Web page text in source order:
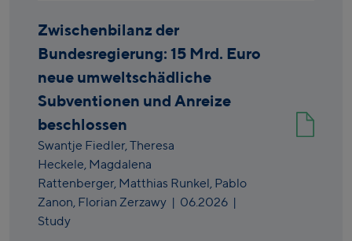
Zwischenbilanz der
Bundesregierung: 15 Mrd. Euro
neue umweltschädliche
Subventionen und Anreize
beschlossen
Swantje Fiedler,Theresa
Heckele, Magdalena
Rattenberger, Matthias Runkel, Pablo
Zanon, Florian Zerzawy | 06.2026 |
Study